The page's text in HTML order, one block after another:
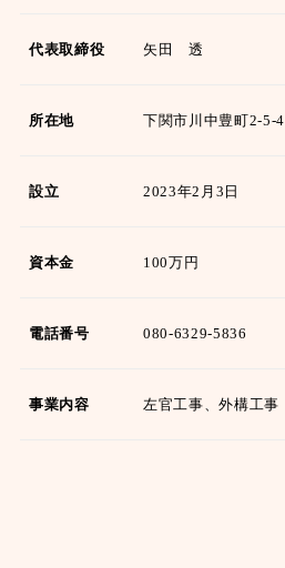
代表取締役 矢田 透
所在地 下関市川中豊町2-5-4
設立 2023年2月3日
資本金 100万円
電話番号 080-6329-5836
事業内容 左官工事、外構工事